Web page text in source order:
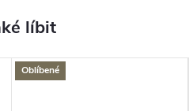
Oblíbené